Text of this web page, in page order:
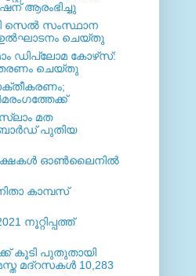
ആരംഭിച്ചു
സെല്‍ സംസ്ഥാന
ഉല്‍ഘാടനം ചെയ്തു
ഡിപ്ലോമ കോഴ്‌സ്:
ചെയ്തു
മത
പുതിയ
ഓൺലൈനിൽ
കാമ്പസ്
നൂറ്റിപ്പത്ത്
കൂടി പുതുതായി
മദ്റസകള്‍ 10,283